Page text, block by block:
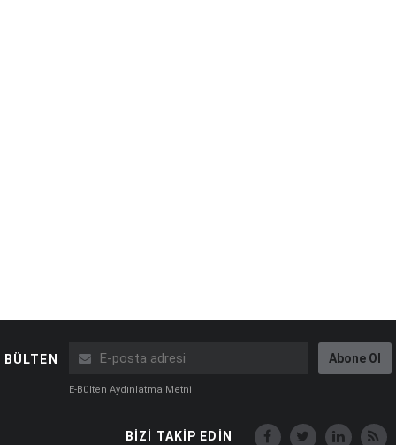
BÜLTEN Abone Ol
E-Bülten Aydınlatma Metni
BİZİ TAKİP EDİN